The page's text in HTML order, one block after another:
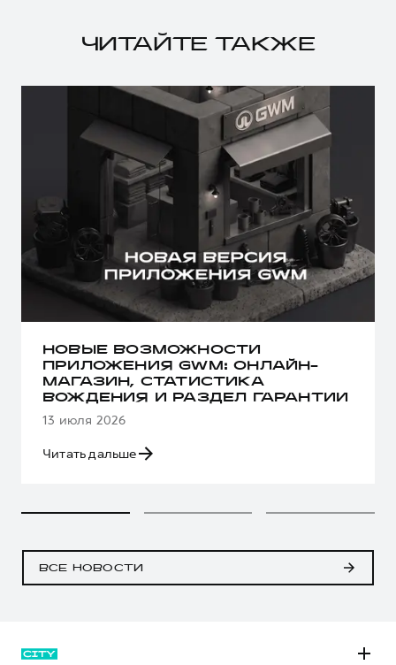
ЧИТАЙТЕ ТАКЖЕ
НОВЫЕ ВОЗМОЖНОСТИ
ПРИЛОЖЕНИЯ GWM: ОНЛАЙН-
МАГАЗИН, СТАТИСТИКА
ВОЖДЕНИЯ И РАЗДЕЛ ГАРАНТИИ
13 июля 2026
Читать дальше
ВСЕ НОВОСТИ